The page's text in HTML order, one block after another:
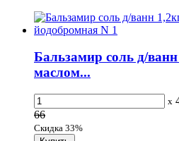
Бальзамир соль д/
маслом...
x
66
Скидка 33%